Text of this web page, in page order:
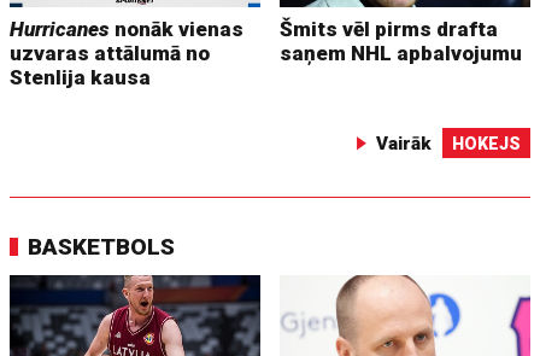
Hurricanes nonāk vienas
uzvaras attālumā no
Stenlija kausa
Šmits vēl pirms drafta
saņem NHL apbalvojumu
Vairāk HOKEJS
BASKETBOLS